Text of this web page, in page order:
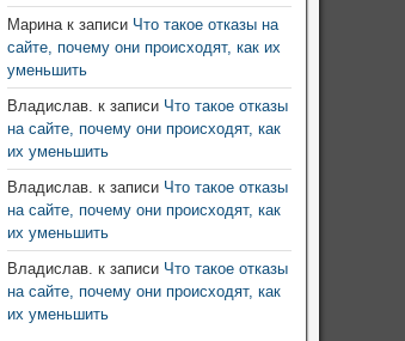
Маринак записи Что такое отказы на
сайте, почему они происходят, как их
уменьшить
Владислав. к записи Что такое отказы
на сайте, почему они происходят, как
их уменьшить
Владислав. к записи Что такое отказы
на сайте, почему они происходят, как
их уменьшить
Владислав. к записи Что такое отказы
на сайте, почему они происходят, как
их уменьшить